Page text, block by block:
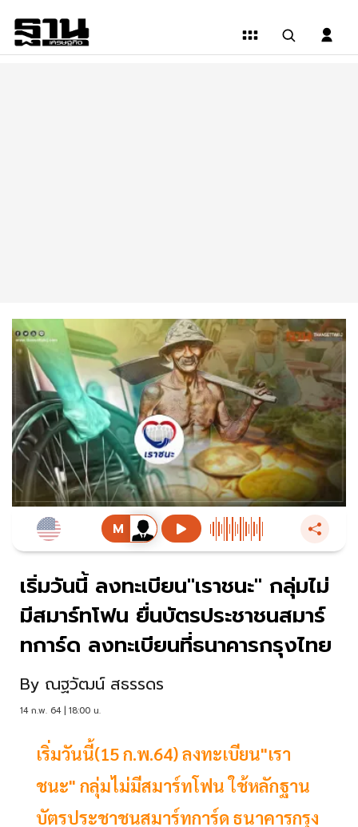
เริ่มวันนี้ ลงทะเบียน"เราชนะ" กลุ่มไม่
มีสมาร์ทโฟน ยื่นบัตรประชาชนสมาร์
ทการ์ด ลงทะเบียนที่ธนาคารกรุงไทย
By ณฐวัฒน์ สธรรดร
14 ก.พ. 64 | 18:00 น.
เริ่มวันนี้(15 ก.พ.64) ลงทะเบียน"เรา
ชนะ" กลุ่มไม่มีสมาร์ทโฟน ใช้หลักฐาน
บัตรประชาชนสมาร์ทการ์ด ธนาคารกรุง